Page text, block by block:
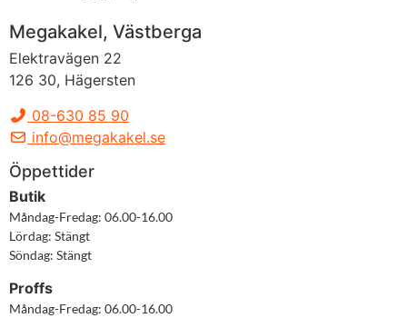
Megakakel, Västberga
Elektravägen 22
126 30, Hägersten
08-630 85 90
info@megakakel.se
Öppettider
Butik
Måndag-Fredag: 06.00-16.00
Lördag: Stängt
Söndag: Stängt
Proffs
Måndag-Fredag: 06.00-16.00